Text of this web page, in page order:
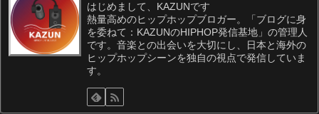
はじめまして、KAZUNです
熱量高めのヒップホップブロガー。「ブログに身
を委ねて：KAZUNのHIPHOP発信基地」の管理人
です。音楽との出会いを大切にし、日本と海外の
ヒップホップシーンを独自の視点で発信していま
す。